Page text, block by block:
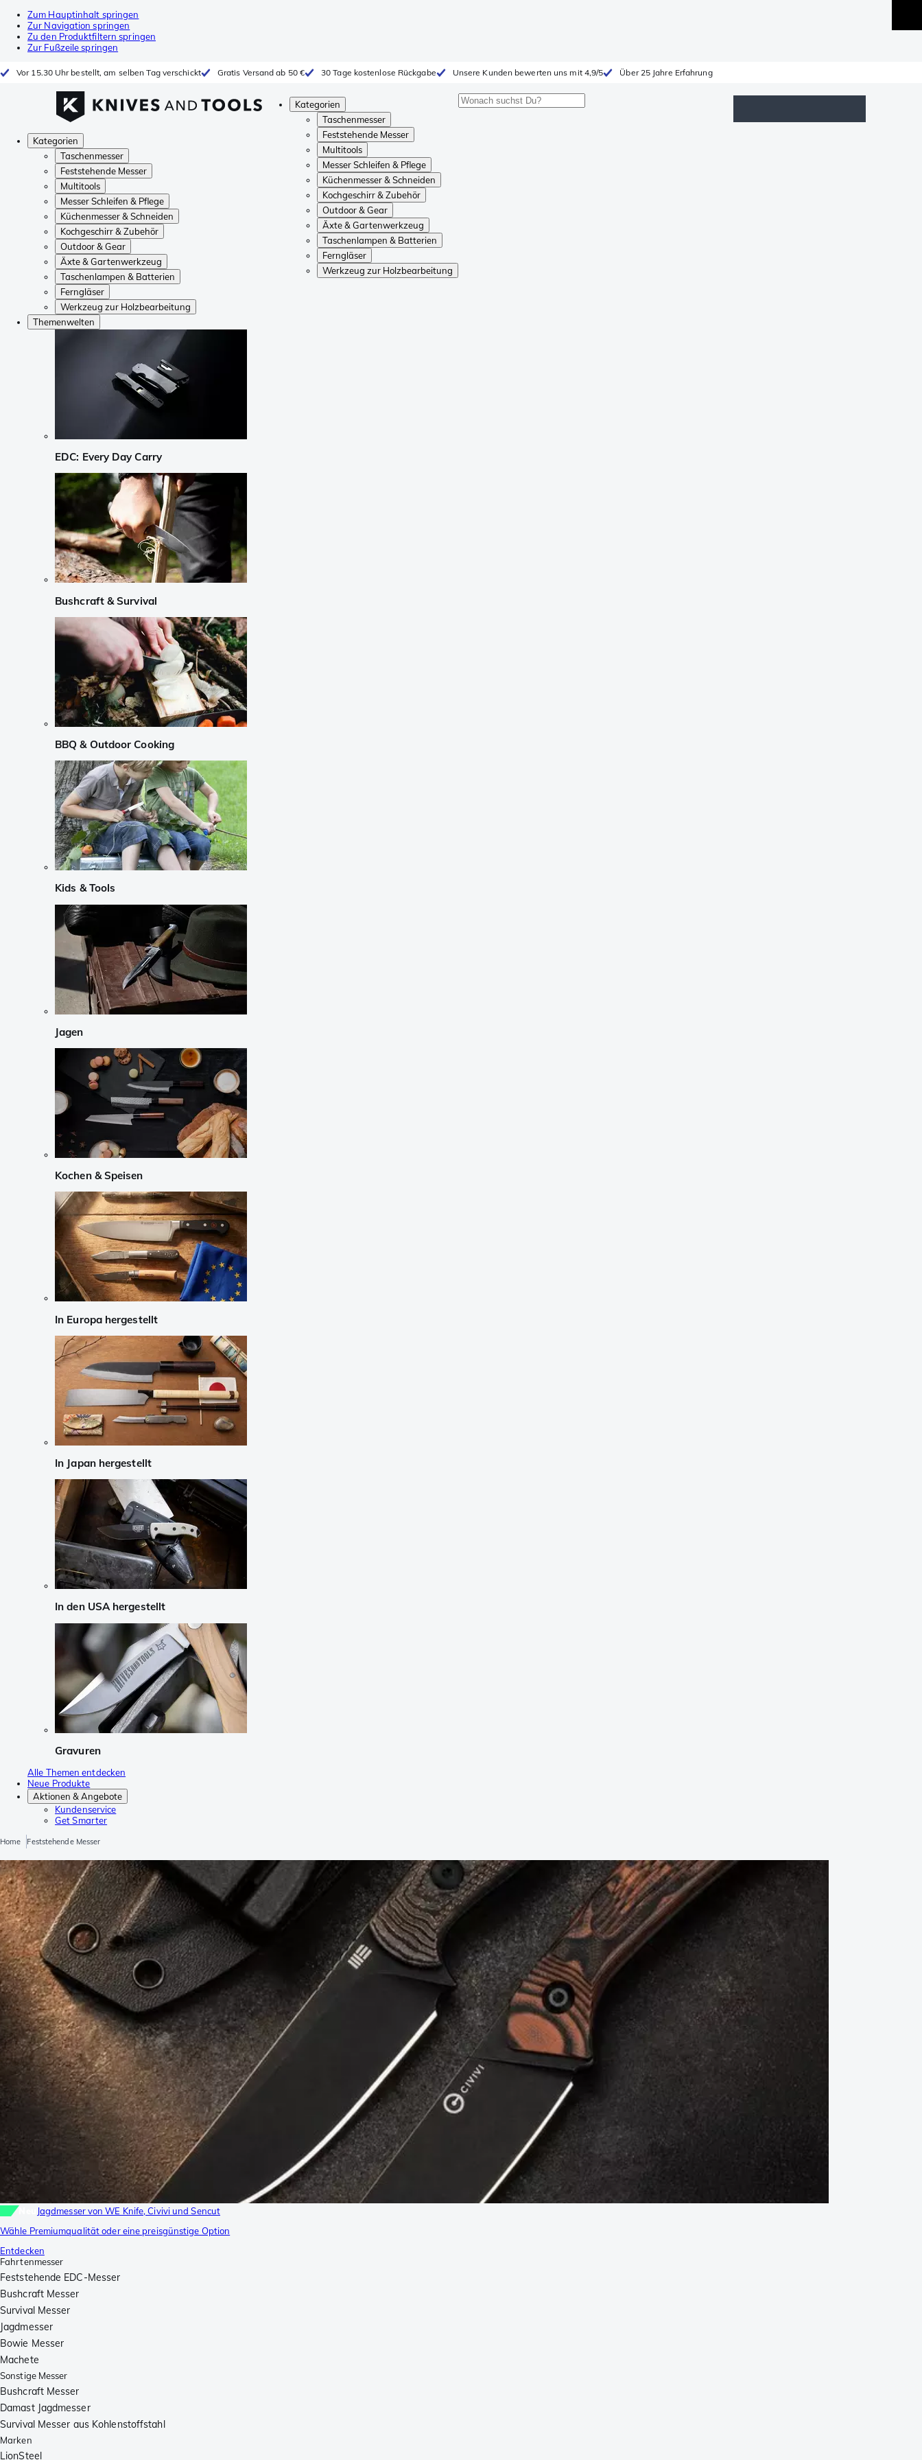
Zum Hauptinhalt springen
Zur Navigation springen
Zu den Produktfiltern springen
Zur Fußzeile springen
Vor 15.30 Uhr bestellt, am selben Tag verschickt Gratis Versand ab 50 € 30 Tage kostenlose Rückgabe Unsere Kunden bewerten uns mit 4,9/5 Über 25 Jahre Erfahrung
Kategorien
Taschenmesser
Feststehende Messer
Multitools
Messer Schleifen & Pflege
Küchenmesser & Schneiden
Kochgeschirr & Zubehör
Outdoor & Gear
Äxte & Gartenwerkzeug
Taschenlampen & Batterien
Ferngläser
Werkzeug zur Holzbearbeitung
Kategorien
Taschenmesser
Feststehende Messer
Multitools
Messer Schleifen & Pflege
Küchenmesser & Schneiden
Kochgeschirr & Zubehör
Outdoor & Gear
Äxte & Gartenwerkzeug
Taschenlampen & Batterien
Ferngläser
Werkzeug zur Holzbearbeitung
Themenwelten
EDC: Every Day Carry
Bushcraft & Survival
BBQ & Outdoor Cooking
Kids & Tools
Jagen
Kochen & Speisen
In Europa hergestellt
In Japan hergestellt
In den USA hergestellt
Gravuren
Alle Themen entdecken
Neue Produkte
Aktionen & Angebote
Kundenservice
Get Smarter
Home Feststehende Messer
Jagdmesser von WE Knife, Civivi und Sencut
Wähle Premiumqualität oder eine preisgünstige Option
Entdecken
Fahrtenmesser
Feststehende EDC-Messer
Bushcraft Messer
Survival Messer
Jagdmesser
Bowie Messer
Machete
Sonstige Messer
Bushcraft Messer
Damast Jagdmesser
Survival Messer aus Kohlenstoffstahl
Marken
LionSteel